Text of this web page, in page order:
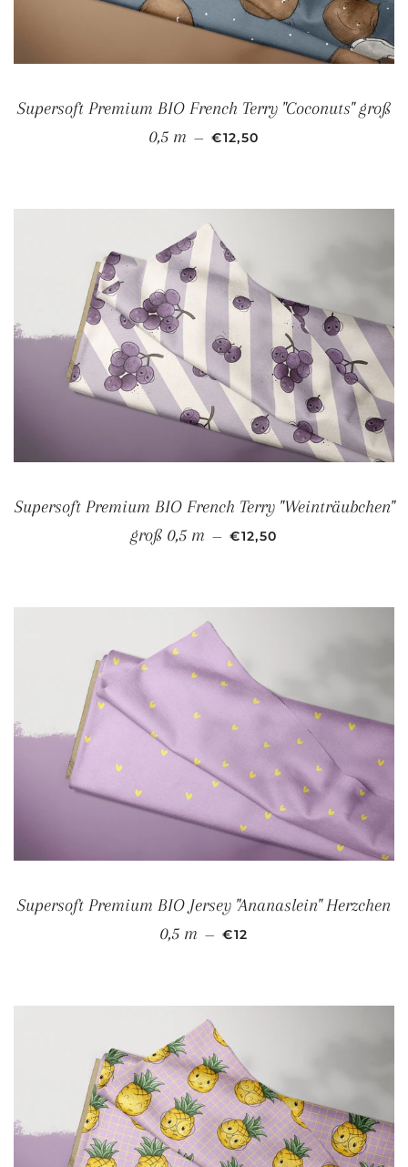
Supersoft Premium BIO French Terry "Coconuts" groß
0,5 m — NORMALER PREIS
€12,50
Supersoft Premium BIO French Terry "Weinträubchen"
groß 0,5 m — NORMALER PREIS
€12,50
Supersoft Premium BIO Jersey "Ananaslein" Herzchen
0,5 m — NORMALER PREIS
€12